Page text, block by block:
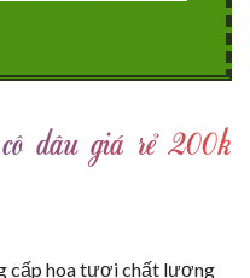
dâu giá rẻ 200k
cấp hoa tươi chất lượng